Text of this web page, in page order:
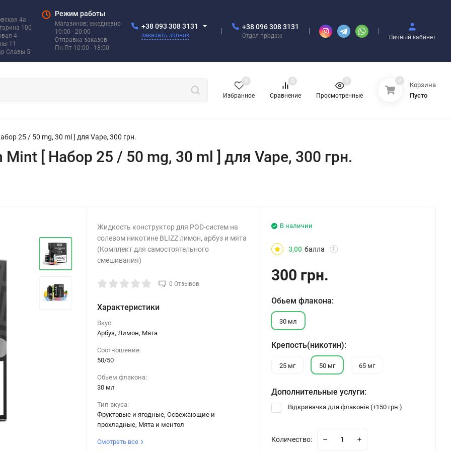
4а
100
4
11
Славы 5
Режим работы
Магазинов: ежедневно
10:00 - 20:00
Отправка заказов
Пн-Пт 10:00 - 18:00
+38 093 308 3131
заказать звонок
+38 096 308 3131
Отдел продаж Личный кабинет
Избранное
0
Сравнение
0
Просмотренные
0 0
Корзина
Пусто
25 / 50 mg, 30 ml ] для Vape, 300 грн.
[ Набор 25 / 50 mg, 30 ml ] для Vape, 300 грн.
Жидкость конструктор для POD-систем на
солевом никотине BLIZZ лимон, арбуз и мята
(Комплект для самостоятельного
смешивания)
0 Отзывов
Характеристики
Вкус:
Арбуз, Лимон, Мята
Соотношение:
50/50
Обьем флакона:
30 мл
Тип вкуса:
Фруктовые и ягодные, Освежающие и
прохладные, Мята и ментол
Смотреть все
В наличии
3,00 балла ?
300 грн.
Обьем флакона:
30 мл
Крепость(никотин):
25 мг 50 мг 65 мг
Дополнительные услуги:
Відкривачка для флаконів (+150 грн.)
Количество: